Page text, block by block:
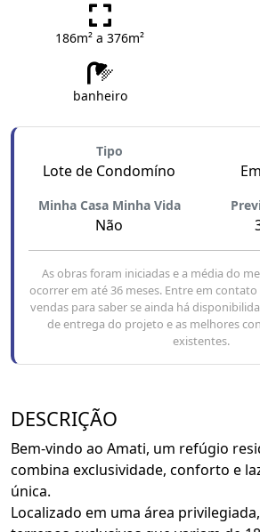
186m² a 376m²
banheiro
Tipo
Lote de Condomíno
Minha Casa Minha Vida
Não
As obras foram iniciadas e a média do
ocorrer em até 36 meses. Entre em
vendas para saber se ainda há
de entrega do projeto e as melhores
existentes.
DESCRIÇÃO
Bem-vindo ao Amati, um refúgio
combina exclusividade, conforto e
única.
Localizado em uma área